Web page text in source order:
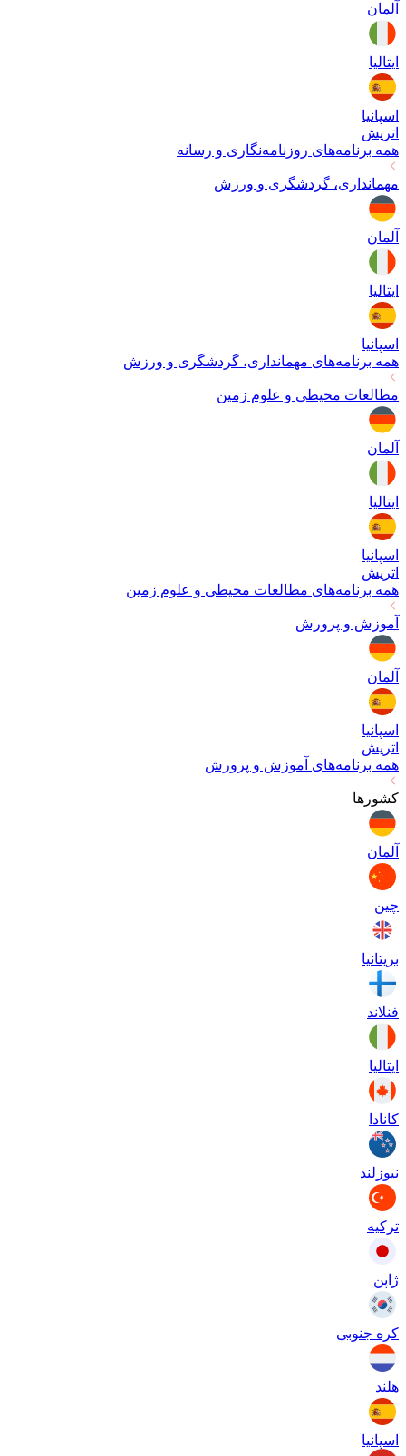
آلمان
ایتالیا
اسپانیا
اتریش
همه برنامه‌های روزنامه‌نگاری و رسانه
مهمانداری، گردشگری و ورزش
آلمان
ایتالیا
اسپانیا
همه برنامه‌های مهمانداری، گردشگری و ورزش
مطالعات محیطی و علوم زمین
آلمان
ایتالیا
اسپانیا
اتریش
همه برنامه‌های مطالعات محیطی و علوم زمین
آموزش و پرورش
آلمان
اسپانیا
اتریش
همه برنامه‌های آموزش و پرورش
کشورها
آلمان
چین
بریتانیا
فنلاند
ایتالیا
کانادا
نیوزلند
ترکیه
ژاپن
کره جنوبی
هلند
اسپانیا